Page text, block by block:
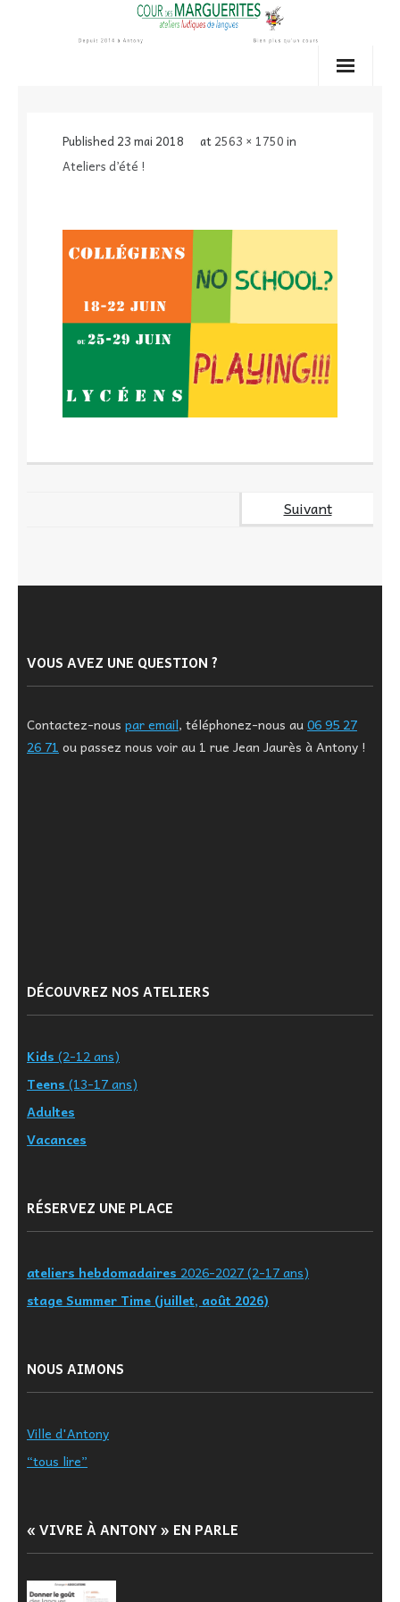
Published23 mai 2018 at 2563 × 1750in
Ateliers d’été !
Suivant
VOUS AVEZ UNE QUESTION ?
Contactez-nous par email, téléphonez-nous au06 95 27
26 71 ou passez nous voir au 1 rue Jean Jaurès à Antony !
DÉCOUVREZ NOS ATELIERS
Kids (2-12 ans)
Teens (13-17 ans)
Adultes
Vacances
RÉSERVEZ UNE PLACE
ateliers hebdomadaires 2026-2027 (2-17 ans)
stage Summer Time (juillet, août 2026)
NOUS AIMONS
Ville d'Antony
“tous lire”
« VIVRE À ANTONY » EN PARLE